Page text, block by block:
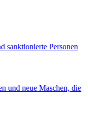
sanktionierte Personen
und neue Maschen, die